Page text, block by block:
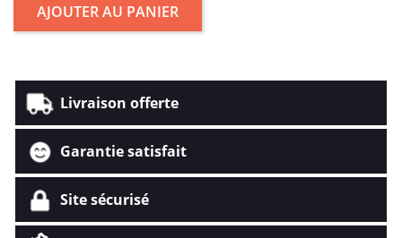
AJOUTER AU PANIER
Livraison offerte
Garantie satisfait
Site sécurisé